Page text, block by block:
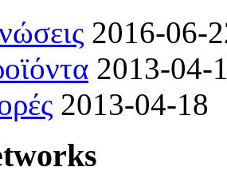
2016-06-
2013-04-
2013-04-18